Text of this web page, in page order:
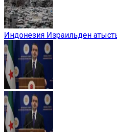
Индонезия Израильден